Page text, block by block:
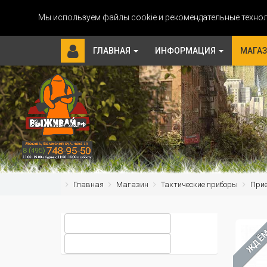
Мы используем файлы cookie и рекомендательные
ГЛАВНАЯ ИНФОРМАЦИЯ
Главная Магазин Тактические приборы